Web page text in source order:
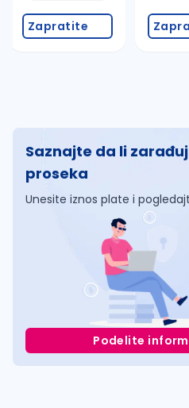
Zapratite
Saznajte da li
proseka
Unesite iznos plate i
Podelite